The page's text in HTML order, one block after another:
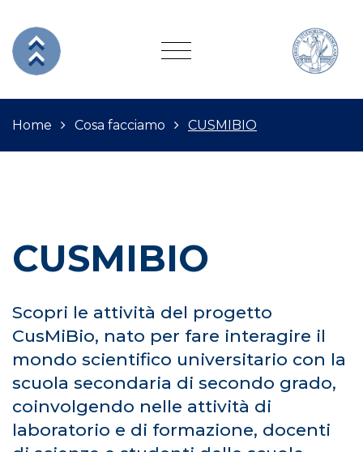
Home Cosa facciamo CUSMIBIO
CUSMIBIO
Scopri le attività del progetto
CusMiBio, nato per fare interagire il
mondo scientifico universitario con la
scuola secondaria di secondo grado,
coinvolgendo nelle attività di
laboratorio e di formazione, docenti